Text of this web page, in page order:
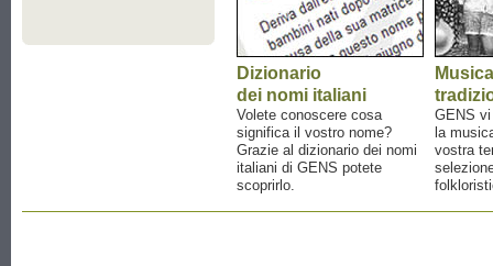
Dizionario
dei nomi italiani
Volete conoscere cosa
significa il vostro nome?
Grazie al dizionario dei nomi
italiani di GENS potete
scoprirlo.
Musica
GENS
la
vostra